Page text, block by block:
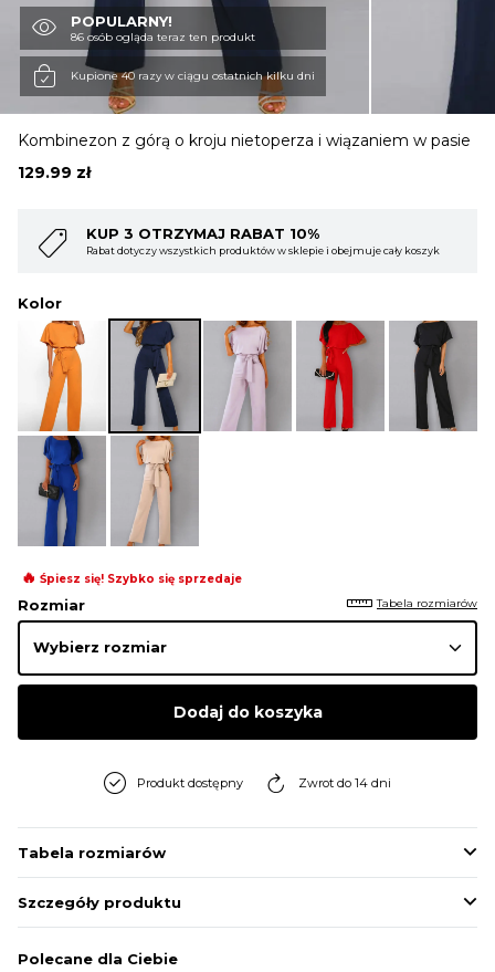
OBUWIE
SWETRY
OKRYCIA WIERZCHNIE
POPULARNY!
86 osób ogląda teraz ten produkt
Kupione 40 razy w ciągu ostatnich kilku dni
Kombinezon z górą o kroju nietoperza i wiązaniem w pasie
129.99 zł
10%
w sklepie i obejmuje cały koszyk
KUP 4 OTRZYMAJ
Rabat dotyczy wszystkich
Kolor
🔥 Śpiesz się! Szybko się sprzedaje
Rozmiar Tabela rozmiarów
Dodaj do koszyka
Produkt dostępny Zwrot do 14 dni
Tabela rozmiarów
Szczegóły produktu
Polecane dla Ciebie